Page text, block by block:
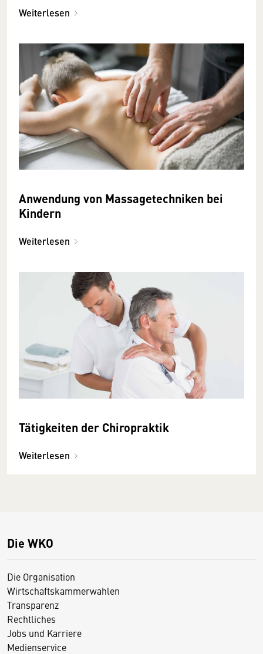
Weiterlesen
Anwendung von Massagetechniken bei
Kindern
Weiterlesen
Tätigkeiten der Chiropraktik
Weiterlesen
Die WKO
Die Organisation
Wirtschaftskammerwahlen
Transparenz
Rechtliches
Jobs und Karriere
Medienservice